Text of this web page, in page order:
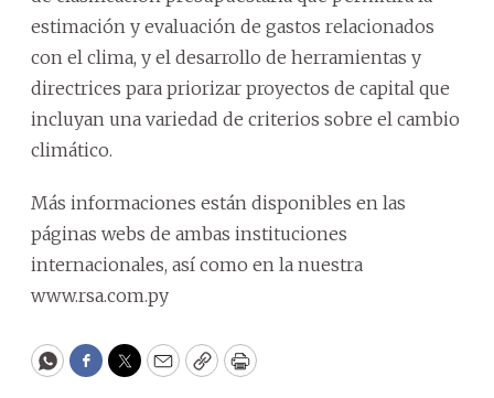
estimación y evaluación de gastos relacionados
con el clima, y el desarrollo de herramientas y
directrices para priorizar proyectos de capital que
incluyan una variedad de criterios sobre el cambio
climático.
Más informaciones están disponibles en las
páginas webs de ambas instituciones
internacionales, así como en la nuestra
www.rsa.com.py
WhatsApp
Facebook
Twitter
EmailCopyPrint